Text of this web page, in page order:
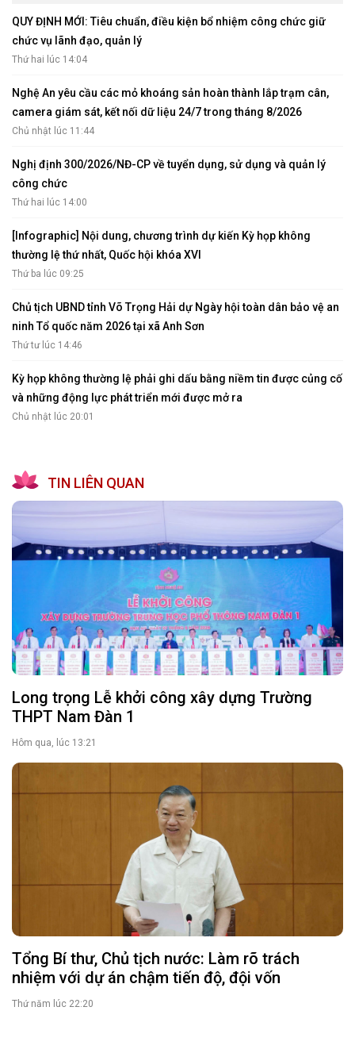
QUY ĐỊNH MỚI: Tiêu chuẩn, điều kiện bổ nhiệm công chức giữ
chức vụ lãnh đạo, quản lý
Thứ hai lúc 14:04
Nghệ An yêu cầu các mỏ khoáng sản hoàn thành lắp trạm cân,
camera giám sát, kết nối dữ liệu 24/7 trong tháng 8/2026
Chủ nhật lúc 11:44
Nghị định 300/2026/NĐ-CP về tuyển dụng, sử dụng và quản lý
công chức
Thứ hai lúc 14:00
[Infographic] Nội dung, chương trình dự kiến Kỳ họp không
thường lệ thứ nhất, Quốc hội khóa XVI
Thứ ba lúc 09:25
Chủ tịch UBND tỉnh Võ Trọng Hải dự Ngày hội toàn dân bảo vệ an
ninh Tổ quốc năm 2026 tại xã Anh Sơn
Thứ tư lúc 14:46
Kỳ họp không thường lệ phải ghi dấu bằng niềm tin được củng cố
và những động lực phát triển mới được mở ra
Chủ nhật lúc 20:01
TIN LIÊN QUAN
Long trọng Lễ khởi công xây dựng Trường
THPT Nam Đàn 1
Hôm qua, lúc 13:21
Tổng Bí thư, Chủ tịch nước: Làm rõ trách
nhiệm với dự án chậm tiến độ, đội vốn
Thứ năm lúc 22:20